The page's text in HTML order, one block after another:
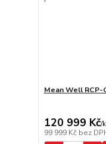
Mean Well
120 999 Kč/
99 999 Kč bez